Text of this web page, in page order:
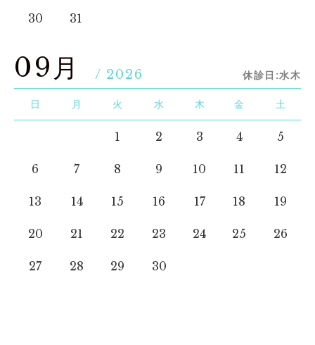
30 31
09月 / 2026 休診日:水木
日 月 火 水 木 金 土
1 2 3 4 5
6 7 8 9 10 11 12
13 14 15 16 17 18 19
20 21 22 23 24 25 26
27 28 29 30